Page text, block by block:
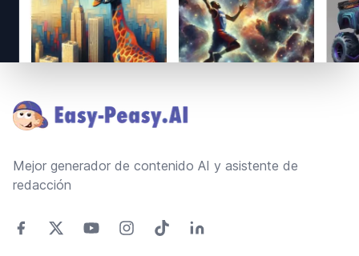
Mejor generador de contenido AI y asistente de
redacción